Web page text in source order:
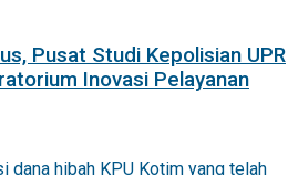
Pusat Studi Kepolisian UPR
Inovasi Pelayanan